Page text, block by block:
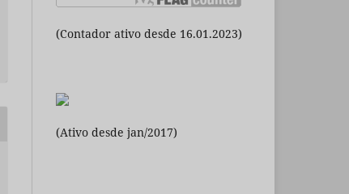
(Contador ativo desde 16.01.2023)
(Ativo desde jan/2017)